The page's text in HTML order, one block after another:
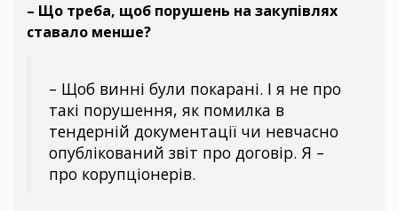
– Що треба, щоб порушень на закупівлях
ставало менше?
– Щоб винні були покарані. І я не про
такі порушення, як помилка в
тендерній документації чи невчасно
опублікований звіт про договір. Я –
про корупціонерів.